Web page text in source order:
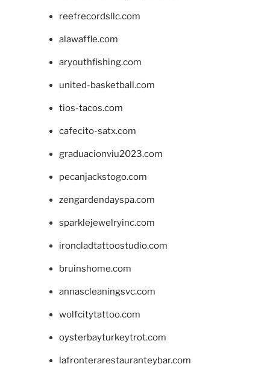
reefrecordsllc.com
alawaffle.com
aryouthfishing.com
united-basketball.com
tios-tacos.com
cafecito-satx.com
graduacionviu2023.com
pecanjackstogo.com
zengardendayspa.com
sparklejewelryinc.com
ironcladtattoostudio.com
bruinshome.com
annascleaningsvc.com
wolfcitytattoo.com
oysterbayturkeytrot.com
lafronterarestauranteybar.com